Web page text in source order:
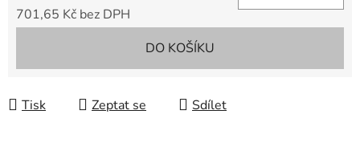
701,65 Kč bez DPH
DO KOŠÍKU
Tisk Zeptat se Sdílet